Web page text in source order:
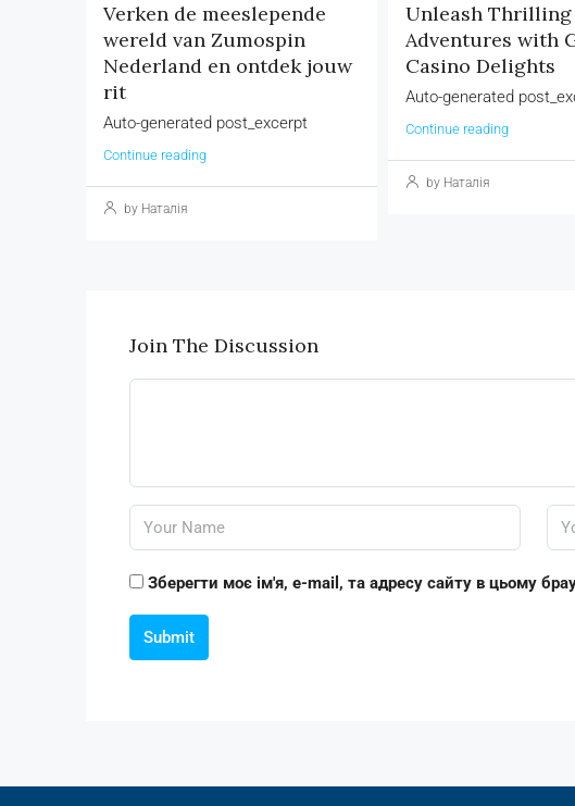
Verken de meeslepende
wereld van Zumospin
Nederland en ontdek jouw
rit
Auto-generated post_excerpt
Continue reading
by Наталія
Unleash Thrilling
Adventures with
Casino Delights
Auto-generated
Continue reading
by Наталія
Join The Discussion
Зберегти моє ім'я, e-mail, та адресу сайту в цьому
Submit